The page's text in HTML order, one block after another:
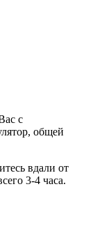
с
общей
вдали от
3-4 часа.